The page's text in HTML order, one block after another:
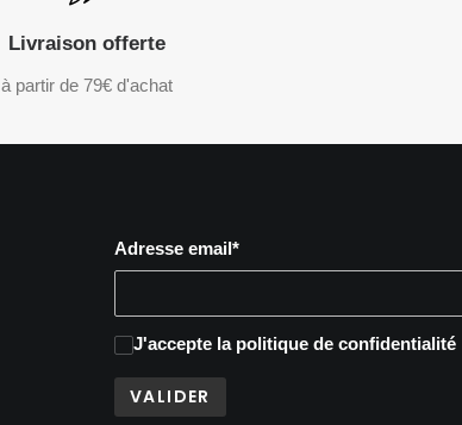
Livraison offerte
à partir de 79€ d'achat
Adresse email*
J'accepte la politique de confidentialité